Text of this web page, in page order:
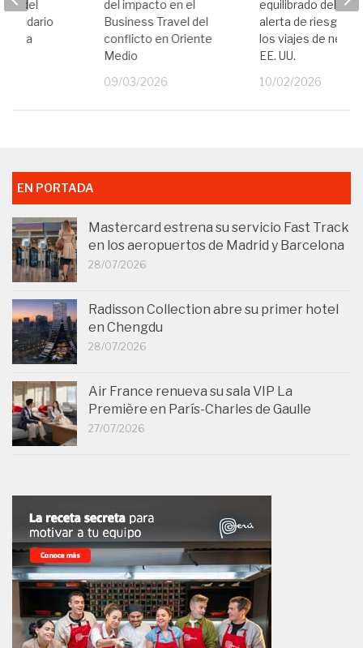
del impacto en el
Business Travel del
conflicto en Oriente
Medio
09/03/2026
equilibrado del
alerta de riesgos
los viajes de
EE. UU.
10/02/2026
del
Solidario
EN PORTADA
Mastercard estrena su servicio Fast Track
en los aeropuertos de Madrid y Barcelona
28/07/2026
Radisson Collection abre su primer hotel
en Chengdu
28/07/2026
Air France renueva su sala VIP La
Première en París-Charles de Gaulle
27/07/2026